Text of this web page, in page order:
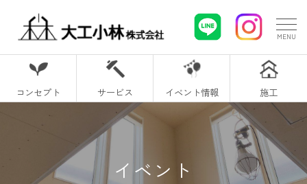
コンセプト サービス イベント情報 施工
イベント